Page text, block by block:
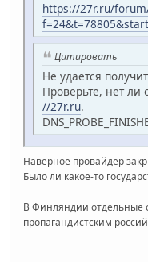
https://27r.ru/
Цитировать
Не удается
Проверьте, нет ли
//27r.ru.
Наверное провайдер
Было ли какое-то
В Финляндии отдельные
пропагандистским